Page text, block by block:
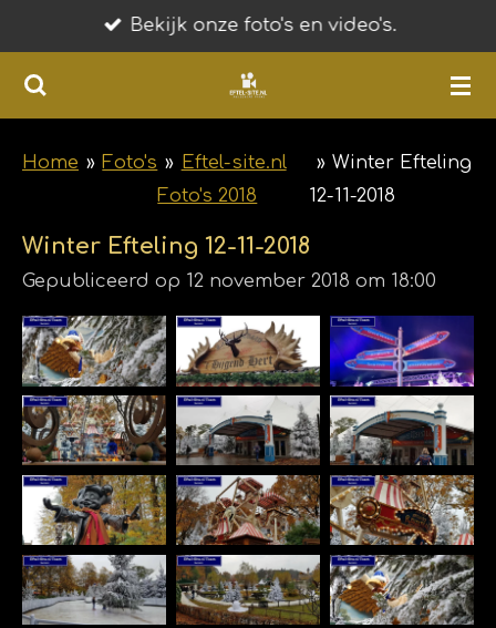
direct
naar
de
hoofdinhoud
Bekijk onze foto's en video's.
Home » Foto's » Eftel-site.nl
Foto's 2018
» Winter Efteling
12-11-2018
Winter Efteling 12-11-2018
Gepubliceerd op 12 november 2018 om 18:00